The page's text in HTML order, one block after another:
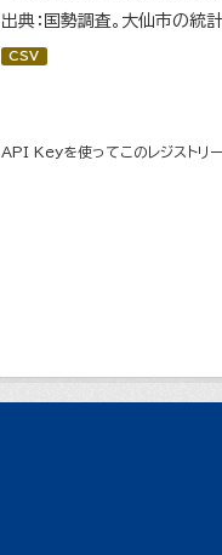
出典：国勢調査。大仙市の統
CSV
API Keyを使ってこのレジストリ